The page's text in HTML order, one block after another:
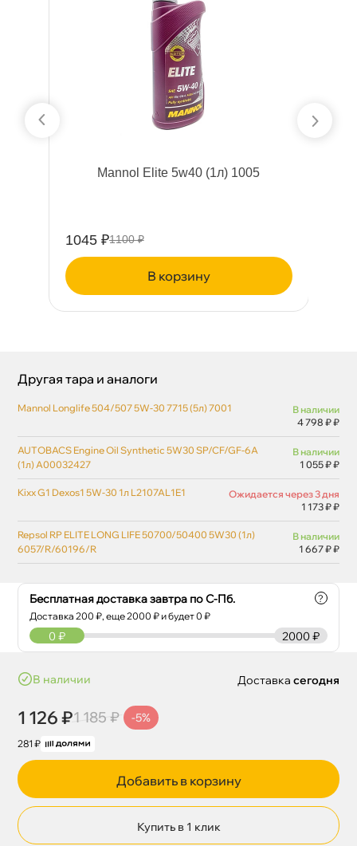
Mannol Elite 5w40 (1л) 1005
1045 ₽1100 ₽
корзину
Бесплатная доставка завтра по С-Пб.
Доставка200 ₽, еще2000 ₽ и будет 0 ₽
?
2000 ₽
0 ₽
наличии
1 126 ₽1 185 ₽ -5%
281 ₽
Доставка сегодня
Добавить в корзину
Купить в 1 клик
Другая тара и аналоги
Mannol Longlife 504/507 5W-30 7715 (5л) 7001
наличии
4 798 ₽ ₽
AUTOBACS Engine Oil Synthetic 5W30 SP/CF/GF-6A
(1л) A00032427
наличии
1 055 ₽ ₽
Kixx G1 Dexos1 5W-30 1л L2107AL1E1
Ожидается через 3 дня
1 173 ₽ ₽
Repsol RP ELITE LONG LIFE 50700/50400 5W30 (1л)
6057/R/60196/R
наличии
1 667 ₽ ₽